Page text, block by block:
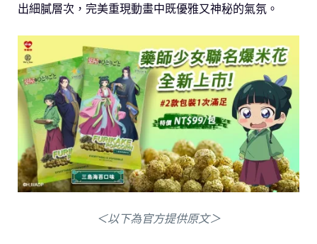
出細膩層次，完美重現動畫中既優雅又神秘的氣氛。
＜以下為官方提供原文＞